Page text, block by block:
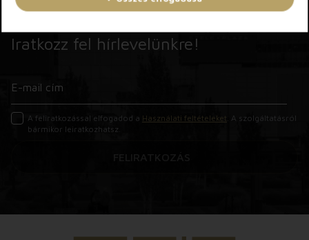
Iratkozz fel hírlevelünkre!
A feliratkozással elfogadod a Használati feltételeket . A szolgáltatásról
bármikor leiratkozhatsz.